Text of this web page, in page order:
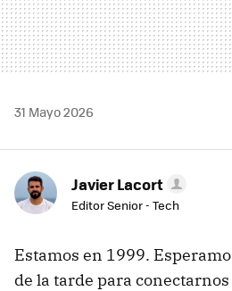
31 Mayo 2026
Javier Lacort
Editor Senior - Tech
Estamos en 1999.
de la tarde para